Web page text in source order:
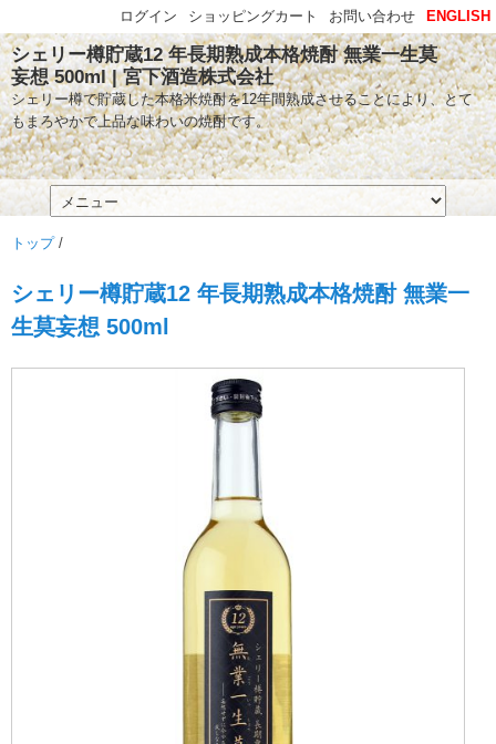
シェリー樽貯蔵12 年長期熟成本格焼酎 無業一生莫
妄想 500ml | 宮下酒造株式会社
シェリー樽で貯蔵した本格米焼酎を12年間熟成させることにより、とて
もまろやかで上品な味わいの焼酎です。
トップ/
シェリー樽貯蔵12 年長期熟成本格焼酎 無業一
生莫妄想 500ml
ENGLISH
お問い合わせ
ショッピングカート
ログイン